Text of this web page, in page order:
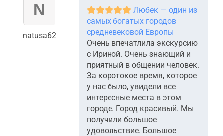
natusa62
Любек — один из
самых богатых городов
средневековой Европы
Очень впечатлила экскурсию
с Ириной. Очень знающий и
приятный в общении человек.
За коротокое время, которое
у нас было, увидели все
интересные места в этом
городе. Город красивый. Мы
получили большое
удовольствие. Большое